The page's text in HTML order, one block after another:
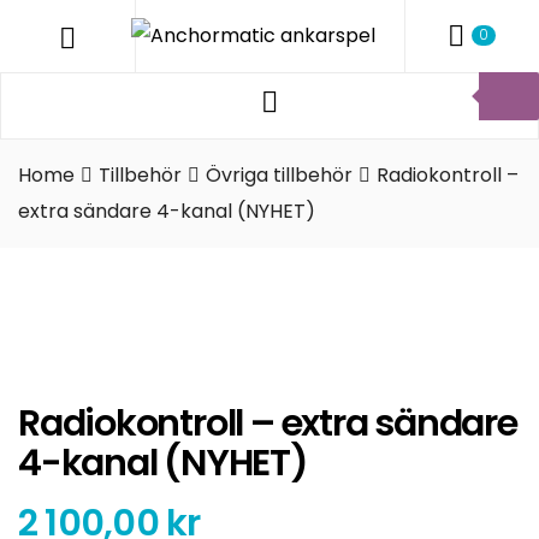
Anchormatic
0
Home
Tillbehör Övriga tillbehör
Radiokontroll –
extra sändare 4-kanal (NYHET)
Radiokontroll – extra sändare
4-kanal (NYHET)
2 100,00kr